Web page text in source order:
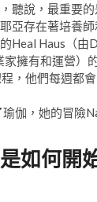
聽說，最重要的
亞存在著培養
Heal Haus（由
家擁有和運營）
，他們每週都
伽，她的冒險
如何開